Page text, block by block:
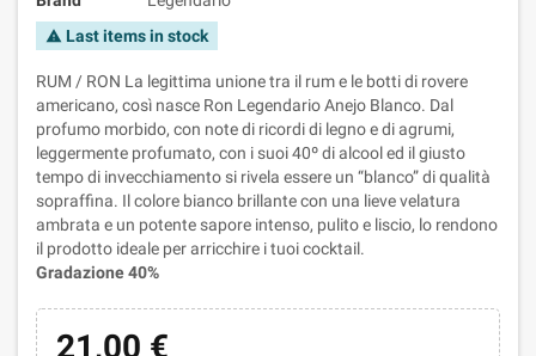
warning Last items in stock
RUM / RON La legittima unione tra il rum e le botti di rovere
americano, così nasce Ron Legendario Anejo Blanco. Dal
profumo morbido, con note di ricordi di legno e di agrumi,
leggermente profumato, con i suoi 40º di alcool ed il giusto
tempo di invecchiamento si rivela essere un “blanco” di qualità
sopraffina. Il colore bianco brillante con una lieve velatura
ambrata e un potente sapore intenso, pulito e liscio, lo rendono
il prodotto ideale per arricchire i tuoi cocktail.
Gradazione 40%
21,00 €